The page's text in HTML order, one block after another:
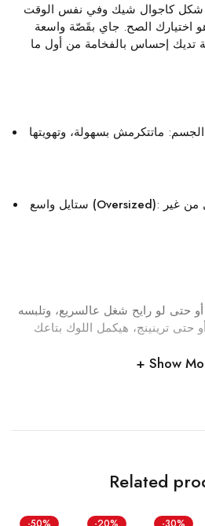
شكل كاجوال شيك وفي نفس الوقت
اختيارك الصح. جاي بقَصّة واسعة
تديك إحساس بالفخامة من أول ما
: ماتتكرمش بسهولة، وتهويتها
ستايل واسع (Oversized): يديك حرية حركة وشكل كول من غير
حتى لو رايح شغل عالسريع، وتلبسه
Show
Related